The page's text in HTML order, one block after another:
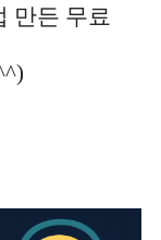
만든 무료